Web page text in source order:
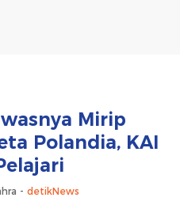
Mirip
Polandia, KAI
- detikNews